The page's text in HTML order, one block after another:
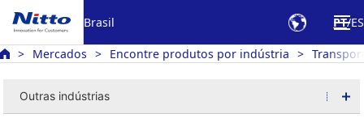
Brasil PT ES
Mercados Encontre produtos por indústria
Outras indústrias